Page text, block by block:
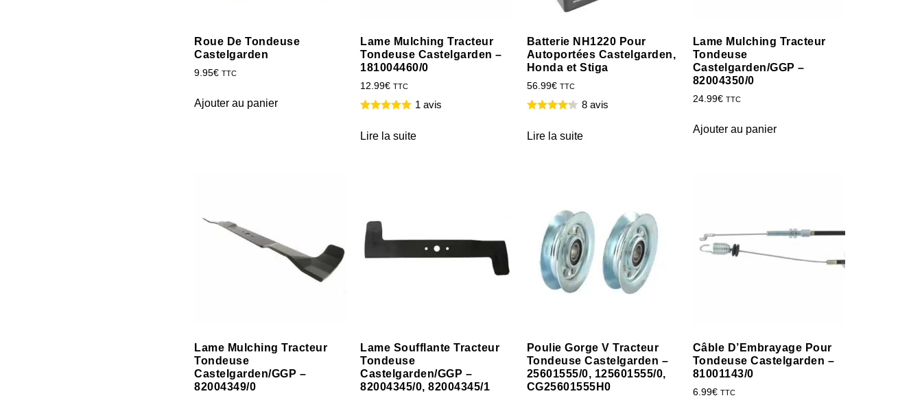
Roue De Tondeuse
Castelgarden
9.95€ TTC
Ajouter au panier
Lame Mulching Tracteur
Tondeuse Castelgarden –
181004460/0
12.99€ TTC
1 avis
Lire la suite
Batterie NH1220 Pour
Autoportées Castelgarden,
Honda et Stiga
56.99€ TTC
8 avis
Lire la suite
Lame Mulching Tracteur
Tondeuse
Castelgarden/GGP –
82004350/0
24.99€ TTC
Ajouter au panier
Lame Mulching Tracteur
Tondeuse
Castelgarden/GGP –
82004349/0
Lame Soufflante Tracteur
Tondeuse
Castelgarden/GGP –
82004345/0, 82004345/1
Poulie Gorge V Tracteur
Tondeuse Castelgarden –
25601555/0, 125601555/0,
CG25601555H0
Câble D’Embrayage Pour
Tondeuse Castelgarden –
81001143/0
6.99€ TTC